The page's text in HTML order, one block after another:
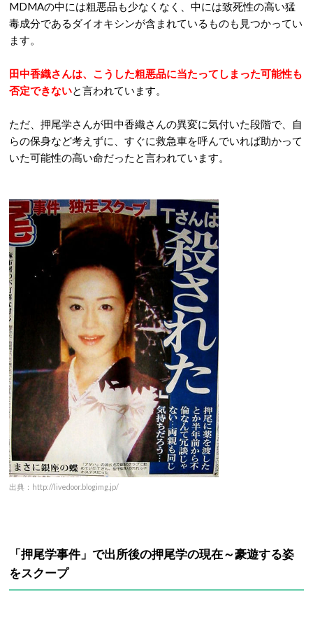
MDMAの中には粗悪品も少なくなく、中には致死性の高い猛
毒成分であるダイオキシンが含まれているものも見つかってい
ます。
田中香織さんは、こうした粗悪品に当たってしまった可能性も
否定できないと言われています。
ただ、押尾学さんが田中香織さんの異変に気付いた段階で、自
らの保身など考えずに、すぐに救急車を呼んでいれば助かって
いた可能性の高い命だったと言われています。
出典：http://livedoor.blogimg.jp/
「押尾学事件」で出所後の押尾学の現在～豪遊する姿
をスクープ